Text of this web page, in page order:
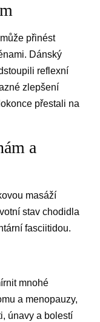
přinést
Dánský
reflexní
zlepšení
přestali na
a
masáží
stav chodidla
fasciitidou.
mnohé
a menopauzy,
únavy a bolestí